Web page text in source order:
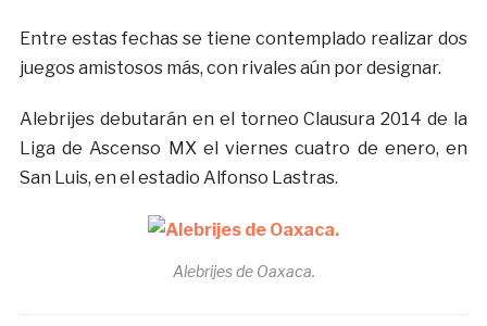
Entre estas fechas se tiene contemplado realizar dos
juegos amistosos más, con rivales aún por designar.
Alebrijes debutarán en el torneo Clausura 2014 de la
Liga de Ascenso MX el viernes cuatro de enero, en
San Luis, en el estadio Alfonso Lastras.
Alebrijes de Oaxaca.